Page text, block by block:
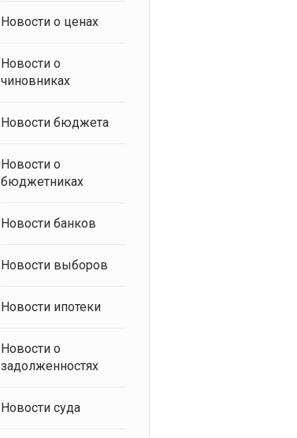
Новости о ценах
Новости о
чиновниках
Новости бюджета
Новости о
бюджетниках
Новости банков
Новости выборов
Новости ипотеки
Новости о
задолженностях
Новости суда